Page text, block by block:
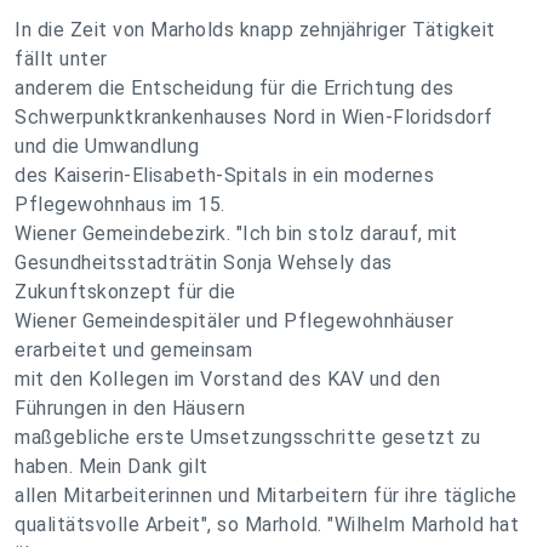
In die Zeit von Marholds knapp zehnjähriger Tätigkeit
fällt unter
anderem die Entscheidung für die Errichtung des
Schwerpunktkrankenhauses Nord in Wien-Floridsdorf
und die Umwandlung
des Kaiserin-Elisabeth-Spitals in ein modernes
Pflegewohnhaus im 15.
Wiener Gemeindebezirk. "Ich bin stolz darauf, mit
Gesundheitsstadträtin Sonja Wehsely das
Zukunftskonzept für die
Wiener Gemeindespitäler und Pflegewohnhäuser
erarbeitet und gemeinsam
mit den Kollegen im Vorstand des KAV und den
Führungen in den Häusern
maßgebliche erste Umsetzungsschritte gesetzt zu
haben. Mein Dank gilt
allen Mitarbeiterinnen und Mitarbeitern für ihre tägliche
qualitätsvolle Arbeit", so Marhold. "Wilhelm Marhold hat